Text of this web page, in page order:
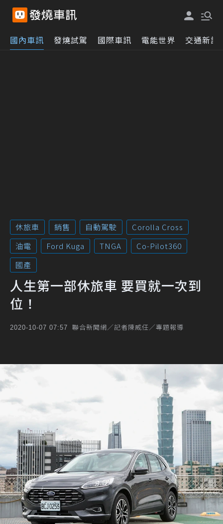
國內車訊 發燒試駕 國際車訊 電能世界 交通新訊
休旅車 銷售 自動駕駛
Corolla Cross
油電
Ford Kuga TNGA
Co-Pilot360
國產
人生第一部休旅車 要買就一次到
位！
2020-10-07 07:57 聯合新聞網／記者陳威任／專題報導